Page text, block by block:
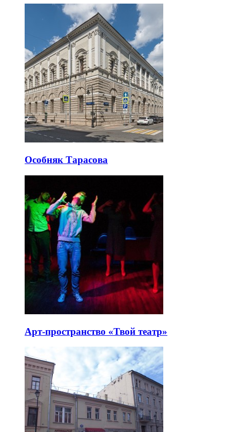
Особняк Тарасова
Арт-пространство «Твой театр»